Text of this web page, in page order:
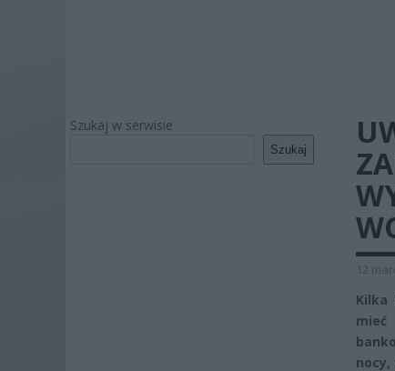
Szukaj w serwisie
Szukaj
12
Kilka